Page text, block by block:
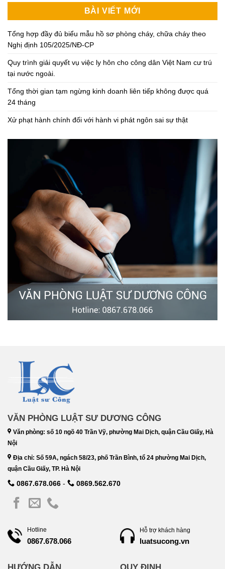
BÀI VIẾT MỚI
Tổng hợp đầy đủ biểu mẫu hồ sơ phòng cháy, chữa cháy theo
Nghị định 105/2025/NĐ-CP
Quy trình giải quyết vụ việc ly hôn cho công dân Việt Nam cư trú
tại nước ngoài.
Tổng thời gian tạm ngừng kinh doanh liên tiếp không được quá
24 tháng
Xử phạt hành chính đối với hành vi phát ngôn sai sự thật
VĂN PHÒNG LUẬT SƯ DƯƠNG CÔNG
Văn phòng: số 10 ngõ 40 Trần Vỹ, phường Mai Dịch, quận Cầu Giấy, Hà
Nội
Địa chỉ: Số 59A, ngách 58/23, phố Trần Bình, tổ 24 phường Mai Dịch,
quận Cầu Giấy, TP. Hà Nội
0867.678.066 - 0869.562.670
Hotline
0867.678.066
HƯỚNG DẪN
Hỗ trợ khách hàng
luatsucong.vn
QUY ĐỊNH